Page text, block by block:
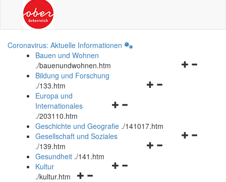
Coronavirus: Aktuelle Informationen
Bauen und Wohnen
./bauenundwohnen.htm
Navigationsmenü
Bildung und Forschung
./133.htm
Navigationsmenü
und
schließen
Europa und
Internationales
./203110.htm
Geschichte und Geografie ./141017.htm
Navigationsmenü
Gesellschaft und Soziales
./139.htm
Navigationsmenü
Gesundheit ./141.htm
Navigationsmenü
Kultur
./kultur.htm